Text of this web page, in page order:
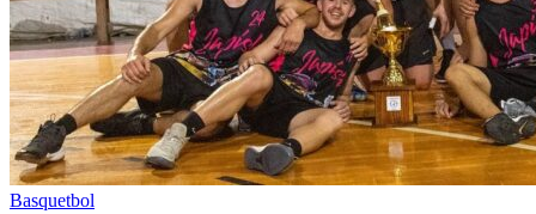
Basquetbol